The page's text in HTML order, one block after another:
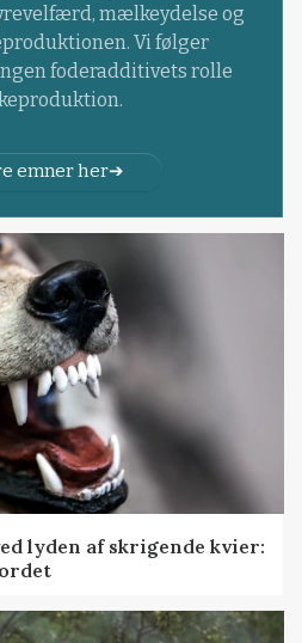
mælkeydelse og
Vi følger
foderadditivets rolle
emner her
lyden af skrigende kvier: